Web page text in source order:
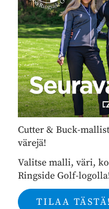
Cutter & Buck-
värejä!
Valitse malli, väri,
Ringside Golf-
TILAA TÄSTÄ!